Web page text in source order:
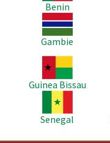
Benin
Image
Gambie
Image
Guinea Bissau
Senegal